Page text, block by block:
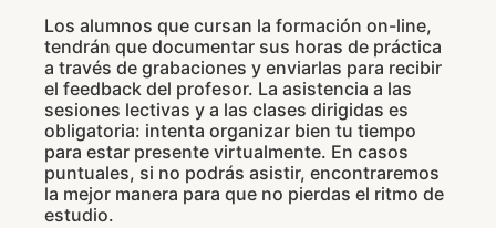
Los alumnos que cursan la formación on-line,
tendrán que documentar sus horas de práctica
a través de grabaciones y enviarlas para recibir
el feedback del profesor. La asistencia a las
sesiones lectivas y a las clases dirigidas es
obligatoria: intenta organizar bien tu tiempo
para estar presente virtualmente. En casos
puntuales, si no podrás asistir, encontraremos
la mejor manera para que no pierdas el ritmo de
estudio.